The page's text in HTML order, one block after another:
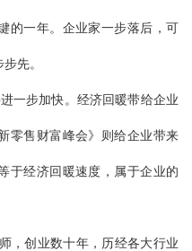
一年。企业家一步落后，可
先。
步加快。经济回暖带给企业
零售财富峰会》则给企业带来
于经济回暖速度，属于企业的
创业数十年，历经各大行业